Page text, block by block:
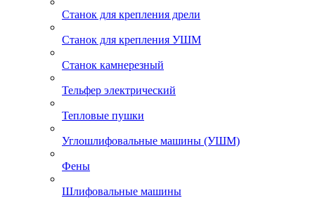
Станок для крепления дрели
Станок для крепления УШМ
Станок камнерезный
Тельфер электрический
Тепловые пушки
Углошлифовальные машины (УШМ)
Фены
Шлифовальные машины